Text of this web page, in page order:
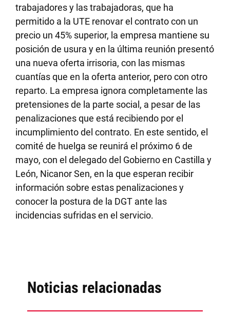
trabajadores y las trabajadoras, que ha
permitido a la UTE renovar el contrato con un
precio un 45% superior, la empresa mantiene su
posición de usura y en la última reunión presentó
una nueva oferta irrisoria, con las mismas
cuantías que en la oferta anterior, pero con otro
reparto. La empresa ignora completamente las
pretensiones de la parte social, a pesar de las
penalizaciones que está recibiendo por el
incumplimiento del contrato. En este sentido, el
comité de huelga se reunirá el próximo 6 de
mayo, con el delegado del Gobierno en Castilla y
León, Nicanor Sen, en la que esperan recibir
información sobre estas penalizaciones y
conocer la postura de la DGT ante las
incidencias sufridas en el servicio.
Noticias relacionadas